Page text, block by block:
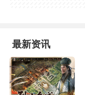
最新资讯